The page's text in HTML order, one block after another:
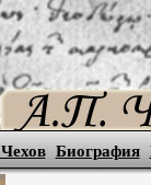
Биография